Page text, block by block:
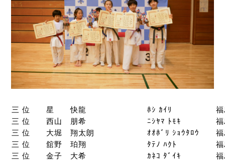
三 位 星 快龍 ﾎｼ ｶｲﾘ
三 位
西山 朋希 ﾆｼﾔﾏ ﾄﾓｷ
三 位
大堀 翔太朗 ｵｵﾎﾞﾘ ｼｮｳﾀﾛｳ
三 位
舘野 珀翔 ﾀﾃﾉ ﾊｸﾄ
三 位
金子 大希 ｶﾈｺ ﾀﾞｲｷ